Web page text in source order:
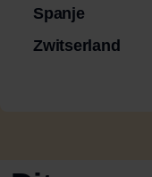
Spanje
Zwitserland